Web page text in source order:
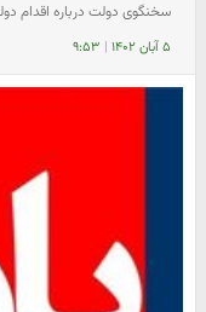
سخنگوی دولت درباره اقدام دولت در خصوص ۹
۵ آبان ۱۴۰۲ | ۹:۵۳